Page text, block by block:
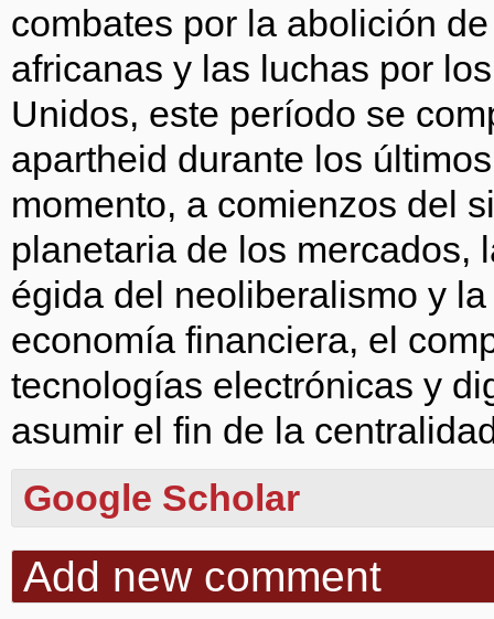
combates por la abolición
africanas y las luchas por
Unidos, este período se
apartheid durante los
momento, a comienzos del
planetaria de los mercados,
égida del neoliberalismo y
economía financiera, el
tecnologías electrónicas y
asumir el fin de la
Google Scholar
Add new comment